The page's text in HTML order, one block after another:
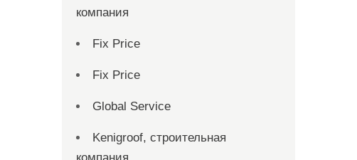
компания
Fix Price
Fix Price
Global Service
Kenigroof, строительная